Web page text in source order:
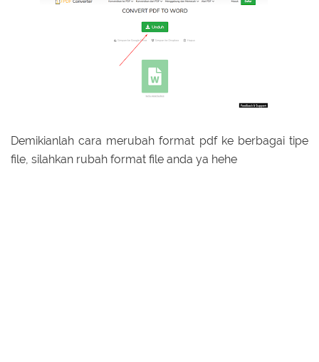
Demikianlah cara merubah format pdf ke berbagai tipe
file, silahkan rubah format file anda ya hehe